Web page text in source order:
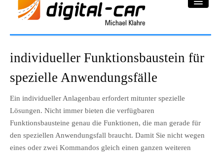
Downloadbereich
Impressum
individueller Funktionsbaustein für
spezielle Anwendungsfälle
Ein individueller Anlagenbau erfordert mitunter spezielle
Lösungen. Nicht immer bieten die verfügbaren
Funktionsbausteine genau die Funktionen, die man gerade für
den speziellen Anwendungsfall braucht. Damit Sie nicht wegen
eines oder zwei Kommandos gleich einen ganzen weiteren